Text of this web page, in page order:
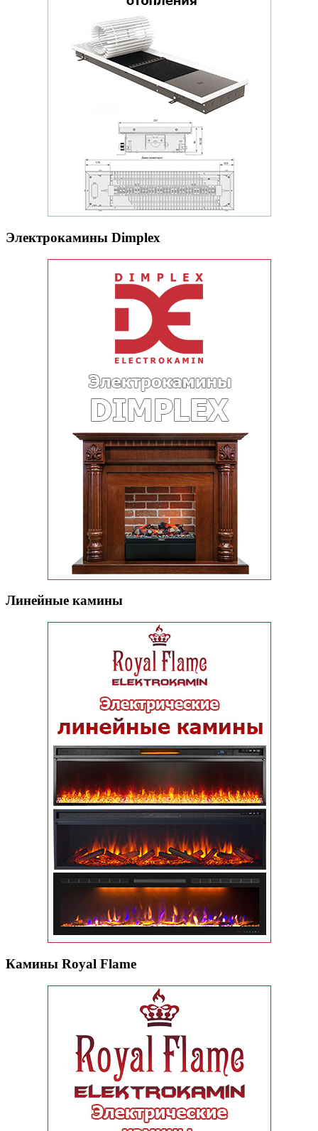
Электрокамины Dimplex
Линейные камины
Камины Royal Flame